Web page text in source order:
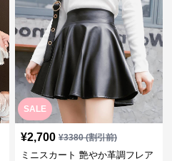
SALE
¥2,700 ¥3380(割引前)
ミニスカート 艶やか革調フレア